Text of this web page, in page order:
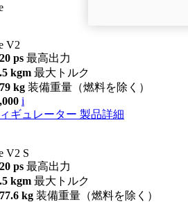
V2
ps 最高出力
kgm 最大トルク
kg 装備重量（燃料を除く）
i
ギュレーター 製品詳細
V2 S
ps 最高出力
kgm 最大トルク
kg 装備重量（燃料を除く）